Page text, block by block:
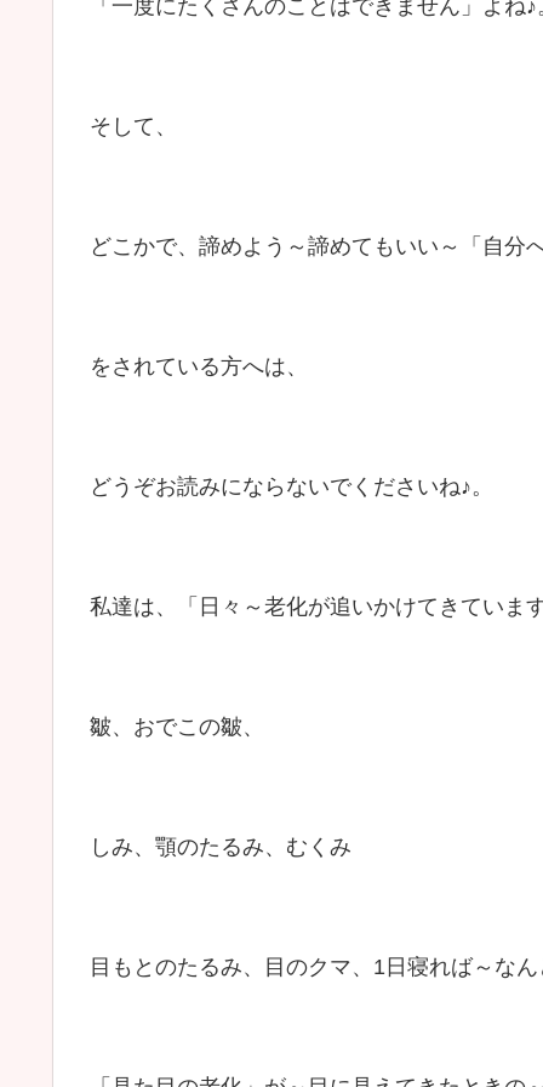
「一度にたくさんのことはできません」よね♪
そして、
どこかで、諦めよう～諦めてもいい～「自分
をされている方へは、
どうぞお読みにならないでくださいね♪。
私達は、「日々～老化が追いかけてきています
皺、おでこの皺、
しみ、顎のたるみ、むくみ
目もとのたるみ、目のクマ、1日寝れば～なん